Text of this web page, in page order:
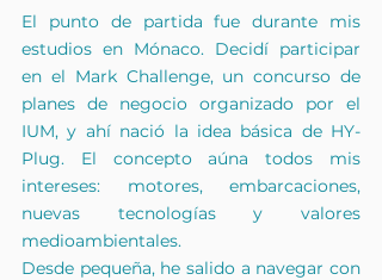
El punto de partida fue durante mis
estudios en Mónaco. Decidí participar
en el Mark Challenge, un concurso de
planes de negocio organizado por el
IUM, y ahí nació la idea básica de HY-
Plug. El concepto aúna todos mis
intereses: motores, embarcaciones,
nuevas tecnologías y valores
medioambientales.
Desde pequeña, he salido a navegar con